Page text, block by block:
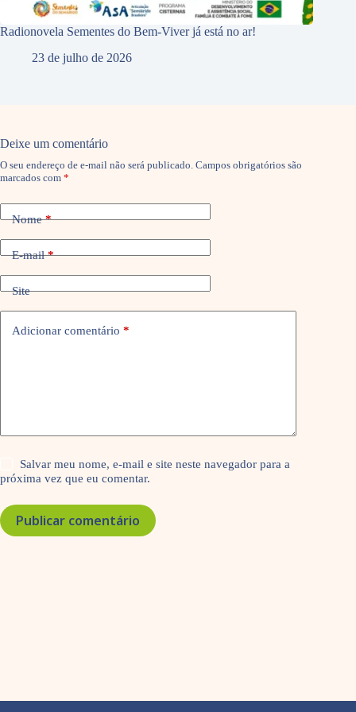
Radionovela Sementes do Bem-Viver já está no ar!
23 de julho de 2026
Deixe um comentário
O seu endereço de e-mail não será publicado. Campos obrigatórios são
marcados com *
Nome*
E-mail*
Site
Adicionar comentário *
Salvar meu nome, e-mail e site neste navegador para a
próxima vez que eu comentar.
Publicar comentário